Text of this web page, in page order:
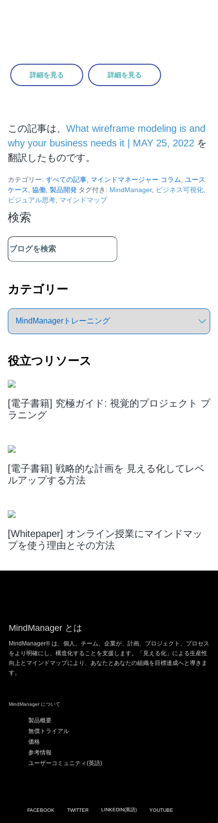
詳細を見る 詳細を見る
この記事は、 What wireframe modeling is and
why your business needs it | MAY 25, 2022 を
翻訳したものです。
カテゴリー: すべての記事 マインドマネージャー コラム ユース
ケース
協働 製品開発 タグ付き: MindManager, ビジネス可視化
ビジュアル思考 マインドマップ
Primary
Sidebar
検索
カテゴリー
役立つリソース
[電子書籍] 究極ガイド: 視覚的プロジェクト プ
ラニング
[電子書籍] 戦略的な計画を 見える化してレベ
ルアップする方法
[Whitepaper] オンライン授業にマインドマッ
プを使う理由とその方法
MindManager とは
MindManager® は、個人、チーム、企業が、計画、プロジェクト、プロセス
をより明確にし、構造化することを支援します。「見える化」による生産性
向上とマインドマップにより、あなたとあなたの組織を目標達成へと導きま
す。
MindManager について
製品概要
無償トライアル
価格
参考情報
ユーザーコミュニティ(英語)
TWITTER
FACEBOOK YOUTUBE
LINKEDIN(英語)